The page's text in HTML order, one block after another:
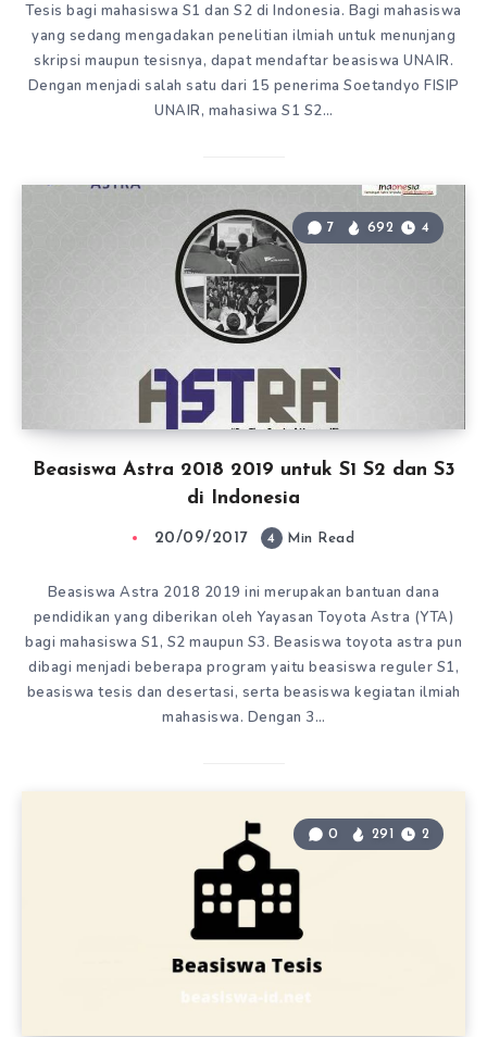
Tesis bagi mahasiswa S1 dan S2 di Indonesia. Bagi mahasiswa
yang sedang mengadakan penelitian ilmiah untuk menunjang
skripsi maupun tesisnya, dapat mendaftar beasiswa UNAIR.
Dengan menjadi salah satu dari 15 penerima Soetandyo FISIP
UNAIR, mahasiwa S1 S2…
Beasiswa Astra 2018 2019 untuk S1 S2 dan S3
di Indonesia
7 692 4
20/09/2017 4 Min Read
Beasiswa Astra 2018 2019 ini merupakan bantuan dana
pendidikan yang diberikan oleh Yayasan Toyota Astra (YTA)
bagi mahasiswa S1, S2 maupun S3. Beasiswa toyota astra pun
dibagi menjadi beberapa program yaitu beasiswa reguler S1,
beasiswa tesis dan desertasi, serta beasiswa kegiatan ilmiah
mahasiswa. Dengan 3…
0 291 2